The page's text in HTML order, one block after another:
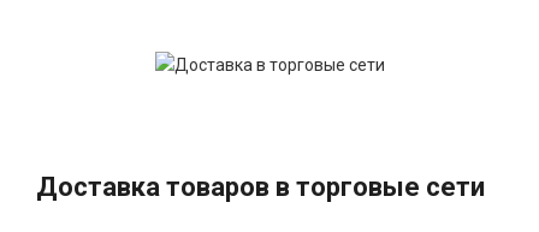
Доставка товаров в торговые сети